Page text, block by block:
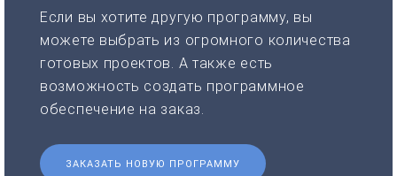
Если вы хотите другую программу, вы
можете выбрать из огромного количества
готовых проектов. А также есть
возможность создать программное
обеспечение на заказ.
ЗАКАЗАТЬ НОВУЮ ПРОГРАММУ